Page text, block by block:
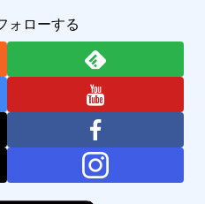
ォローする